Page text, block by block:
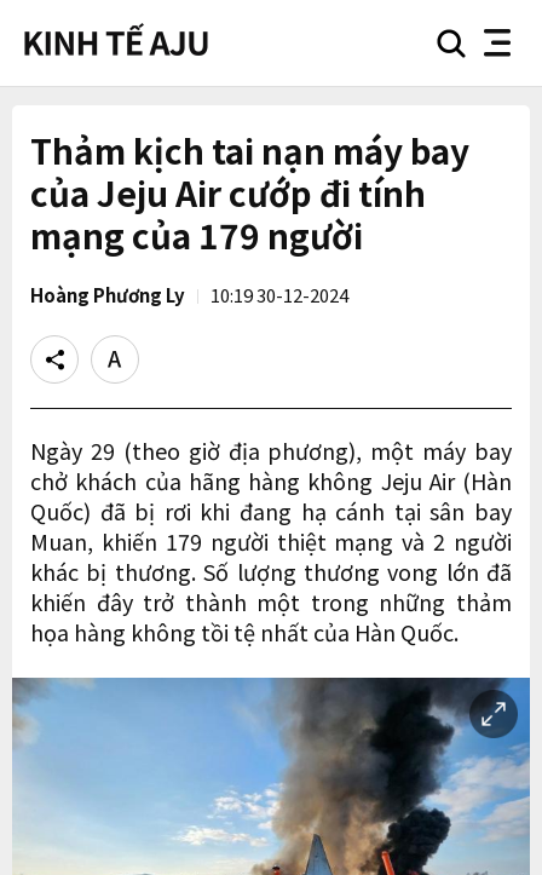
searchnav
Thảm kịch tai nạn máy bay
của Jeju Air cướp đi tính
mạng của 179 người
Hoàng Phương Ly 10:19 30-12-2024
Share
Text
size
Ngày 29 (theo giờ địa phương), một máy bay
chở khách của hãng hàng không Jeju Air (Hàn
Quốc) đã bị rơi khi đang hạ cánh tại sân bay
Muan, khiến 179 người thiệt mạng và 2 người
khác bị thương. Số lượng thương vong lớn đã
khiến đây trở thành một trong những thảm
họa hàng không tồi tệ nhất của Hàn Quốc.